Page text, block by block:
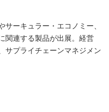
ーキュラー・エコノミー、
関連する製品が出展。経営
サプライチェーンマネジメン